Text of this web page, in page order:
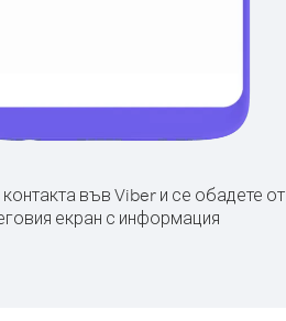
във Viber и се обадете от
екран с информация